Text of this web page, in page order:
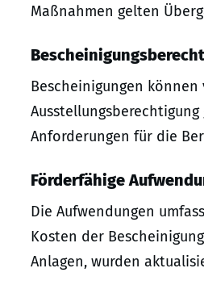
Maßnahmen gelten
Bescheinigungen
Ausstellungsberechtigung
Anforderungen für die
Förderfähige
Die Aufwendungen
Kosten der
Anlagen, wurden